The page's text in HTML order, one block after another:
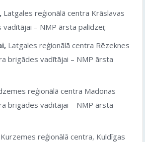
Latgales reģionālā centra Krāslavas
– NMP ārsta palīdzei;
Latgales reģionālā centra Rēzeknes
brigādes vadītājai – NMP ārsta
reģionālā centra Madonas
brigādes vadītājai – NMP ārsta
Kurzemes reģionālā centra, Kuldīgas